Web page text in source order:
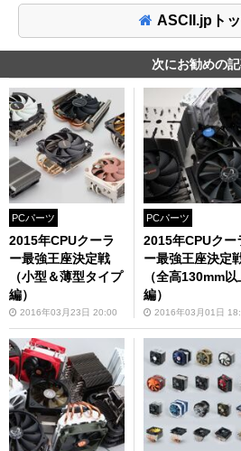
ASCII.jpト
次にお勧めの
PCパーツ
2015年CPUクーラ
ー最強王座決定戦
（小型＆薄型タイプ
編）
2016年03月23日 20:00
PCパーツ
2015年CPUクー
ー最強王座決定
（全高130mm以
編）
2016年03月01日